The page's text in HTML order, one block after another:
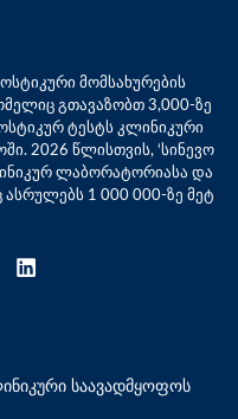
მომსახურების
გთავაზობთ 3,000-ზე
ტესტს კლინიკური
2026 წლისთვის, ‘სინევო
ლაბორატორიასა და
1 000 000-ზე მეტ
საავადმყოფოს